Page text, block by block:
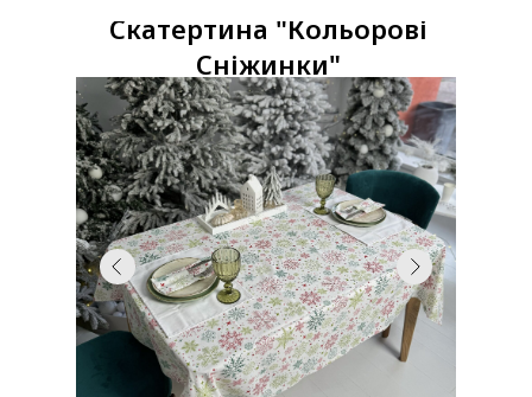
Скатертина "Кольорові
Сніжинки"